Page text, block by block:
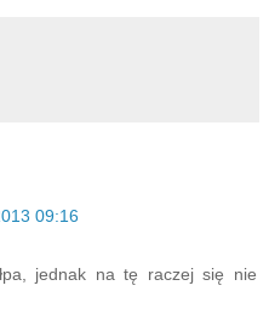
09:16
jednak na tę raczej się nie